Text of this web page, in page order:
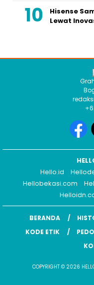
Hisense
Lewat
Hello.id
Hellobekasi.com
BERANDA
KODE ETIK
COPYRIGHT © 2026